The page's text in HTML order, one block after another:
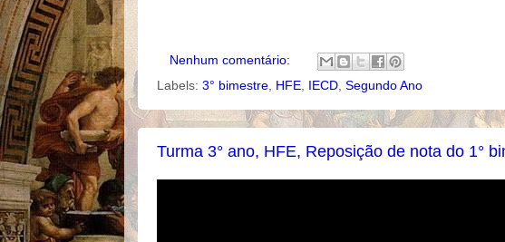
Nenhum comentário:
Labels: 3° bimestre HFE IECD Segundo Ano
Turma 3° ano, HFE, Reposição de nota do 1°